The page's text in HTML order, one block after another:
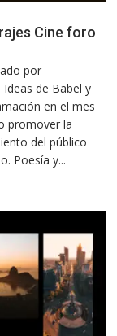
Cine foro
por
de Babel y
en el mes
promover la
del público
Poesía y...